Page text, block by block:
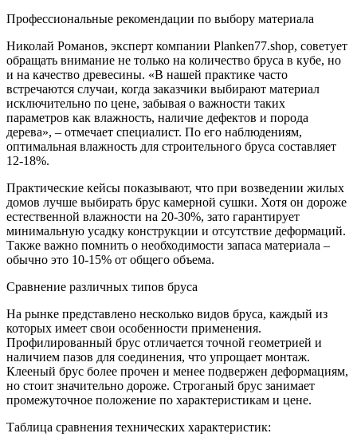
Профессиональные рекомендации по выбору материала
Николай Романов, эксперт компании Planken77.shop, советует
обращать внимание не только на количество бруса в кубе, но
и на качество древесины. «В нашей практике часто
встречаются случаи, когда заказчики выбирают материал
исключительно по цене, забывая о важности таких
параметров как влажность, наличие дефектов и порода
дерева», – отмечает специалист. По его наблюдениям,
оптимальная влажность для строительного бруса составляет
12-18%.
Практические кейсы показывают, что при возведении жилых
домов лучше выбирать брус камерной сушки. Хотя он дороже
естественной влажности на 20-30%, зато гарантирует
минимальную усадку конструкции и отсутствие деформаций.
Также важно помнить о необходимости запаса материала –
обычно это 10-15% от общего объема.
Сравнение различных типов бруса
На рынке представлено несколько видов бруса, каждый из
которых имеет свои особенности применения.
Профилированный брус отличается точной геометрией и
наличием пазов для соединения, что упрощает монтаж.
Клееный брус более прочен и менее подвержен деформациям,
но стоит значительно дороже. Строганый брус занимает
промежуточное положение по характеристикам и цене.
Таблица сравнения технических характеристик: